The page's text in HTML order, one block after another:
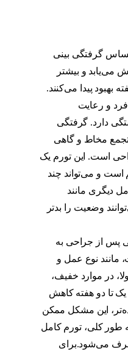
گرفتگی بینی
می‌یابد و بیشتر
بهبود پیدا می‌کنند.
و رعایت
دارد. گرفتگی
تجمع مخاط و گاهی
است. این تورم یک
است و می‌تواند چند
دیگری مانند
وضعیت را بدتر
پس از جراحی به
مانند نوع عمل و
در موارد خفیف،
تا دو هفته کاهش
این مشکل ممکن
طور کلی، تورم کامل
12 ماه برطرف می‌شود.برای